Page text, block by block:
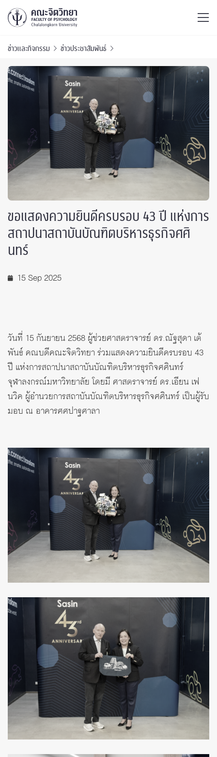
ข่าวและกิจกรรม ข่าวประชาสัมพันธ์
ขอแสดงความยินดีครบรอบ 43 ปี แห่งการ
สถาปนาสถาบันบัณฑิตบริหารธุรกิจศศิ
นทร์
15 Sep 2025
วันที่ 15 กันยายน 2568 ผู้ช่วยศาสตราจารย์ ดร.ณัฐสุดา เต้
พันธ์ คณบดีคณะจิตวิทยา ร่วมแสดงความยินดีครบรอบ 43
ปี แห่งการสถาปนาสถาบันบัณฑิตบริหารธุรกิจศศินทร์
จุฬาลงกรณ์มหาวิทยาลัย โดยมี ศาสตราจารย์ ดร.เอียน เฟ
นวิค ผู้อำนวยการสถาบันบัณฑิตบริหารธุรกิจศศินทร์ เป็นผู้รับ
มอบ ณ อาคารศศปาฐศาลา